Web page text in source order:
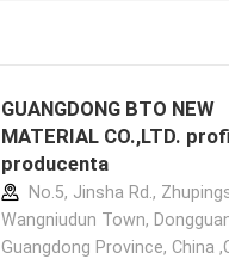
GUANGDONG BTO NEW
MATERIAL CO.,LTD.
producenta
No.5, Jinsha Rd.,
Wangniudun Town,
Guangdong Province, China